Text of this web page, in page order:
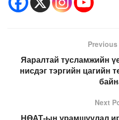
Яаралтай тусламжийн
нисдэг тэргийн цагийн
Next